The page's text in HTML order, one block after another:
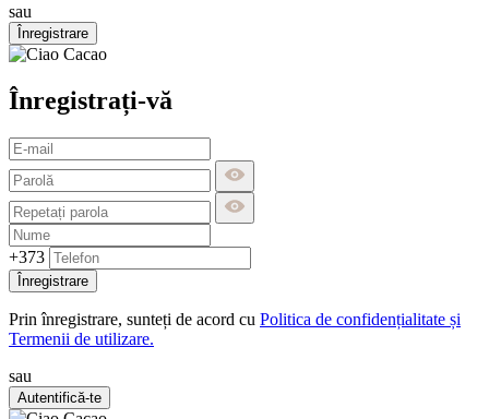
sau
Înregistrare
Înregistrați-vă
+373
Înregistrare
Prin înregistrare, sunteți de acord cu Politica de confidențialitate și
Termenii de utilizare.
sau
Autentifică-te